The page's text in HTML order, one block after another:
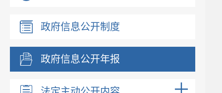
政府信息公开制度
政府信息公开年报